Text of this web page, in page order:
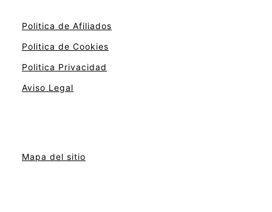
Politica de Afiliados
Politica de Cookies
Politica Privacidad
Aviso Legal
Mapa del sitio